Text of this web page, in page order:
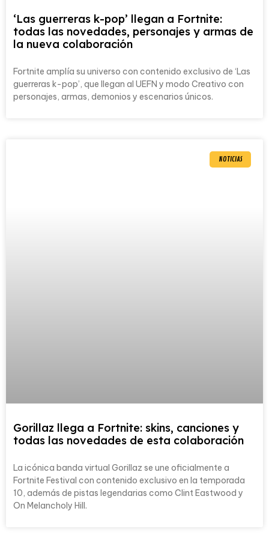
‘Las guerreras k-pop’ llegan a Fortnite:
todas las novedades, personajes y armas de
la nueva colaboración
Fortnite amplía su universo con contenido exclusivo de ‘Las
guerreras k-pop’, que llegan al UEFN y modo Creativo con
personajes, armas, demonios y escenarios únicos.
NOTICIAS
Gorillaz llega a Fortnite: skins, canciones y
todas las novedades de esta colaboración
La icónica banda virtual Gorillaz se une oficialmente a
Fortnite Festival con contenido exclusivo en la temporada
10, además de pistas legendarias como Clint Eastwood y
On Melancholy Hill.